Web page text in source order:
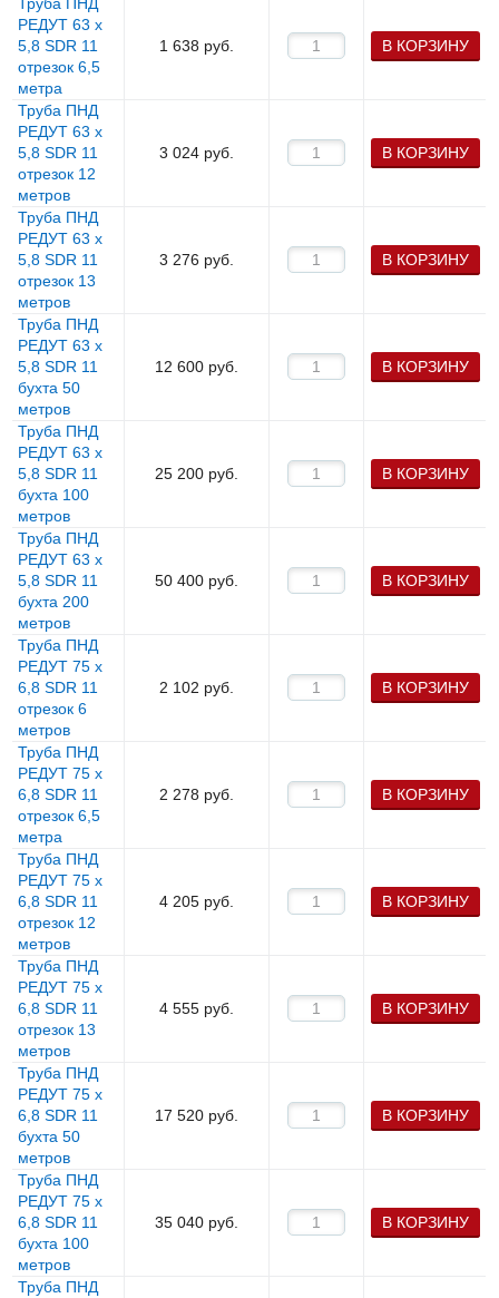
Труба ПНД
РЕДУТ 63 х
5,8 SDR 11
отрезок 6,5
метра
1 638 руб. В КОРЗИНУ
Труба ПНД
РЕДУТ 63 х
5,8 SDR 11
отрезок 12
метров
3 024 руб. В КОРЗИНУ
Труба ПНД
РЕДУТ 63 х
5,8 SDR 11
отрезок 13
метров
3 276 руб. В КОРЗИНУ
Труба ПНД
РЕДУТ 63 х
5,8 SDR 11
бухта 50
метров
12 600 руб. В КОРЗИНУ
Труба ПНД
РЕДУТ 63 х
5,8 SDR 11
бухта 100
метров
25 200 руб. В КОРЗИНУ
Труба ПНД
РЕДУТ 63 х
5,8 SDR 11
бухта 200
метров
50 400 руб. В КОРЗИНУ
Труба ПНД
РЕДУТ 75 х
6,8 SDR 11
отрезок 6
метров
2 102 руб. В КОРЗИНУ
Труба ПНД
РЕДУТ 75 х
6,8 SDR 11
отрезок 6,5
метра
2 278 руб. В КОРЗИНУ
Труба ПНД
РЕДУТ 75 х
6,8 SDR 11
отрезок 12
метров
4 205 руб. В КОРЗИНУ
Труба ПНД
РЕДУТ 75 х
6,8 SDR 11
отрезок 13
метров
4 555 руб. В КОРЗИНУ
Труба ПНД
РЕДУТ 75 х
6,8 SDR 11
бухта 50
метров
17 520 руб. В КОРЗИНУ
Труба ПНД
РЕДУТ 75 х
6,8 SDR 11
бухта 100
метров
35 040 руб. В КОРЗИНУ
Труба ПНД